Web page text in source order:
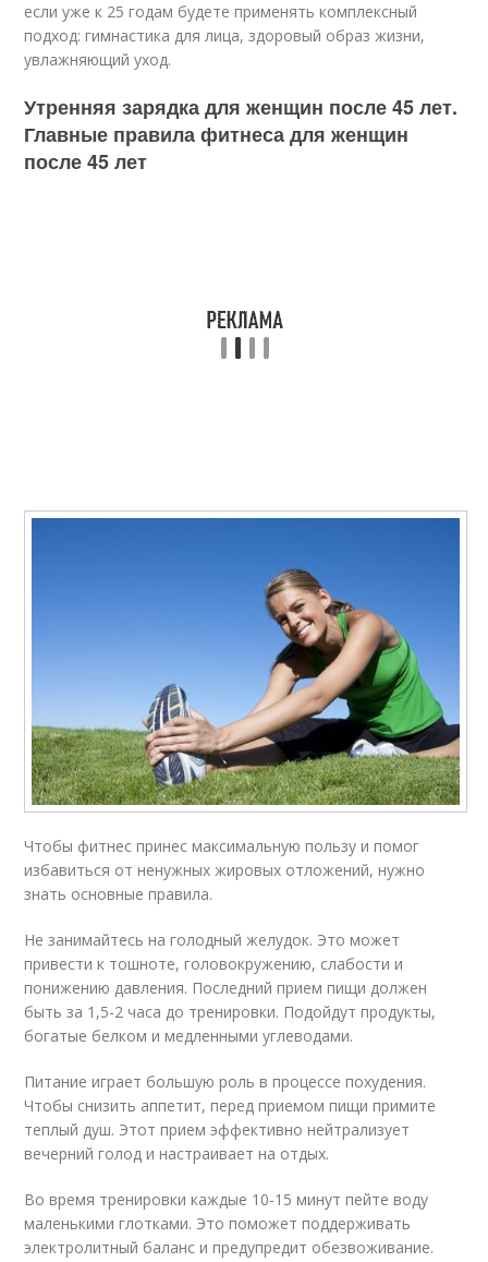
если уже к 25 годам будете применять комплексный
подход: гимнастика для лица, здоровый образ жизни,
увлажняющий уход.
Утренняя зарядка для женщин после 45 лет.
Главные правила фитнеса для женщин
после 45 лет
Чтобы фитнес принес максимальную пользу и помог
избавиться от ненужных жировых отложений, нужно
знать основные правила.
Не занимайтесь на голодный желудок. Это может
привести к тошноте, головокружению, слабости и
понижению давления. Последний прием пищи должен
быть за 1,5-2 часа до тренировки. Подойдут продукты,
богатые белком и медленными углеводами.
Питание играет большую роль в процессе похудения.
Чтобы снизить аппетит, перед приемом пищи примите
теплый душ. Этот прием эффективно нейтрализует
вечерний голод и настраивает на отдых.
Во время тренировки каждые 10-15 минут пейте воду
маленькими глотками. Это поможет поддерживать
электролитный баланс и предупредит обезвоживание.